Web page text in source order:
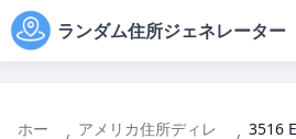
ランダム住所ジェネレーター
ホー
アメリカ住所ディレ
3516